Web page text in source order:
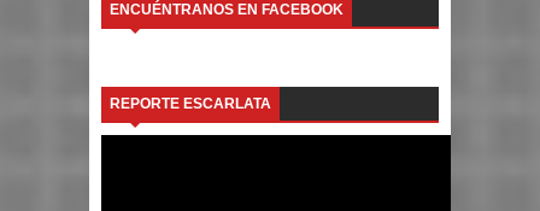
ENCUÉNTRANOS EN FACEBOOK
REPORTE ESCARLATA